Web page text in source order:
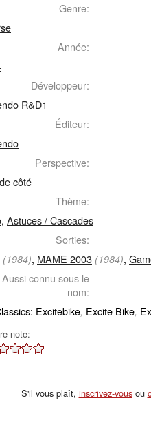
Genre:
Année:
Développeur:
R&D1
Éditeur:
Perspective:
côté
Thème:
, Astuces / Cascades
Sorties:
(1984), MAME 2003 (1984),
Aussi connu sous le
nom:
Excitebike, Excite Bike,
note:
S'il vous plaît, inscrivez-vousou